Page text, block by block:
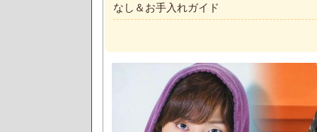
なし＆お手入れガイド